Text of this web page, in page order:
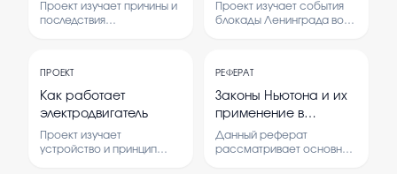
подростков
Проект изучает причины и
последствия
способы его
профилактики и методы
борьбы с этим
состоянием.
прасковья
григорьевна
Проект изучает события
блокады Ленинграда во
рассматриваются
исторические факты и
событиях.
ПРОЕКТ
Как работает
электродвигатель
Проект изучает
устройство и принцип
РЕФЕРАТ
Законы Ньютона и их
применение в
повседневной жизни
Данный реферат
рассматривает основные